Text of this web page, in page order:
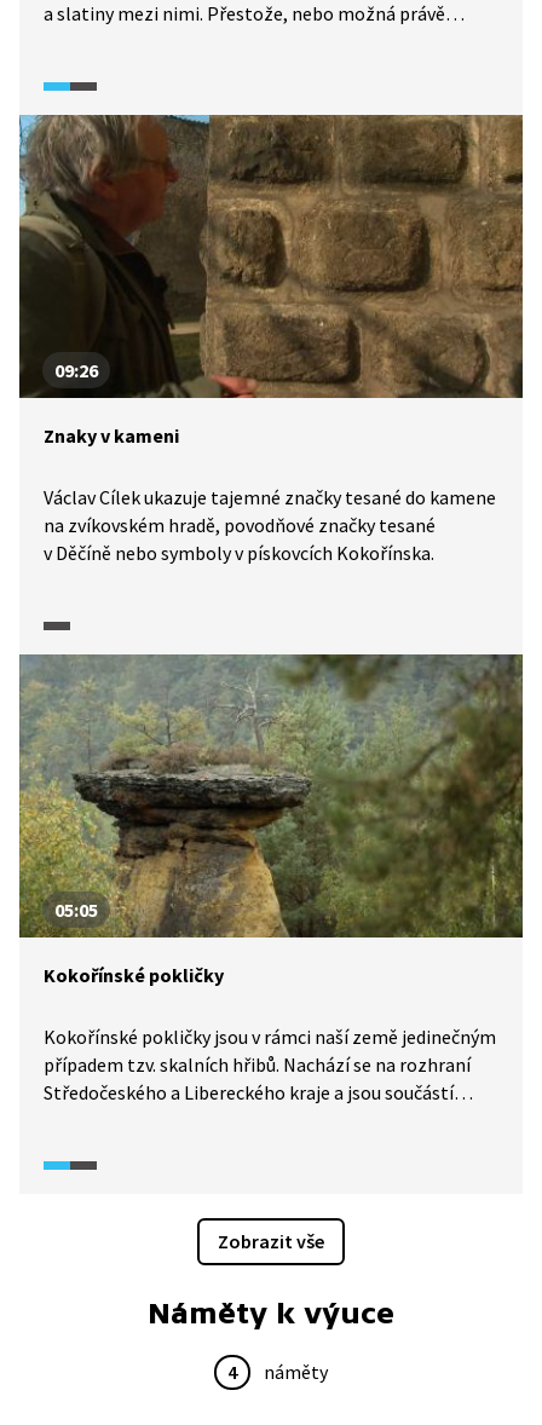
a slatiny mezi nimi. Přestože, nebo možná právě
09:26
Znaky v kameni
Václav Cílek ukazuje tajemné značky tesané do kamene
na zvíkovském hradě, povodňové značky tesané
v Děčíně nebo symboly v pískovcích Kokořínska.
05:05
Kokořínské pokličky
Kokořínské pokličky jsou v rámci naší země jedinečným
případem tzv. skalních hřibů. Nachází se na rozhraní
Středočeského a Libereckého kraje a jsou součástí
Zobrazit vše
Náměty k výuce
4 náměty